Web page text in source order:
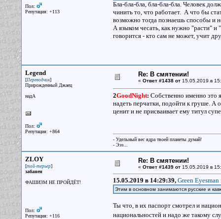
Пол:
Репутация: +113
Бла-бла-бла, бла-бла-бла. Человек
чинить то, что работает. А что бы
возможно тогда познаешь способы и
А языком чесать, как нужно "расти" и
говорится - кто сам не может, учит
Legend
[Переводчик]
Прирожденный Джаец
надА
Пол:
Репутация: +864
Re: В смятении!
« Ответ #1438 от15.05.2019 в
2GoodNight: Собственно именно это
надеть перчатки, подойти к груше. А
ценит и не присваивает ему титул
- Удельный вес ядра твоей планеты думай!
- Эээ...
ZLOY
[той-терьер]
забанен
ФАШИЗМ НЕ ПРОЙДЁТ!
Пол:
Репутация: +116
Re: В смятении!
« Ответ #1439 от15.05.2019 в
15.05.2019 в 14:29:39, Green Eyesman
Этим в основном занимаются русские и
Ты что, в их паспорт смотрел и
национальностей и надо же такому